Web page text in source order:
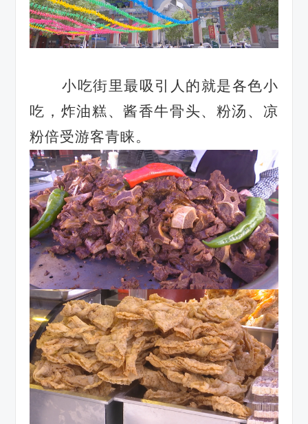
小吃街里最吸引人的就是各色小
吃 ， 炸油糕、酱香牛骨头、 粉汤 、 凉
粉倍受游客青睐。